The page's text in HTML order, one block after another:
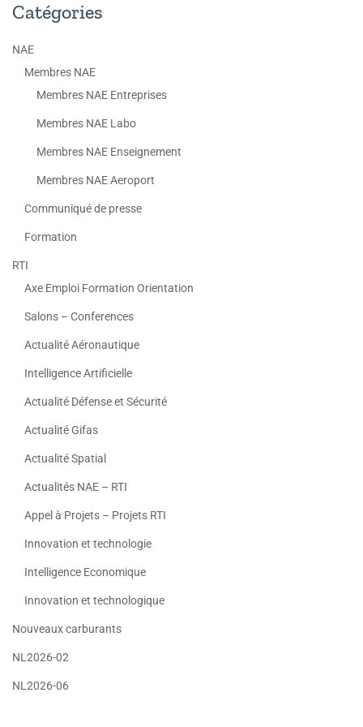
Catégories
NAE
Membres NAE
Membres NAE Entreprises
Membres NAE Labo
Membres NAE Enseignement
Membres NAE Aeroport
Communiqué de presse
Formation
RTI
Axe Emploi Formation Orientation
Salons – Conferences
Actualité Aéronautique
Intelligence Artificielle
Actualité Défense et Sécurité
Actualité Gifas
Actualité Spatial
Actualités NAE – RTI
Appel à Projets – Projets RTI
Innovation et technologie
Intelligence Economique
Innovation et technologique
Nouveaux carburants
NL2026-02
NL2026-06